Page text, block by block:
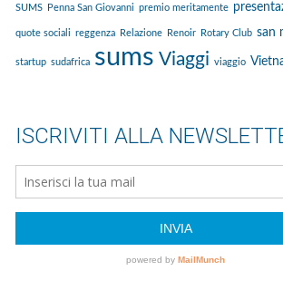
SUMS Penna San Giovanni premio meritamente
quote sociali reggenza Relazione Renoir Rotary Club san
startup sudafrica sums Viaggi viaggio
ISCRIVITI ALLA